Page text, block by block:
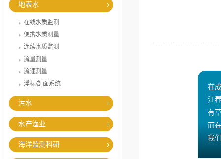
地表水
在线水质监测
便携水质测量
连续水质监测
流量测量
流速测量
浮标/剖面系统
污水
水产渔业
海洋监测科研
在
江
有
而
我